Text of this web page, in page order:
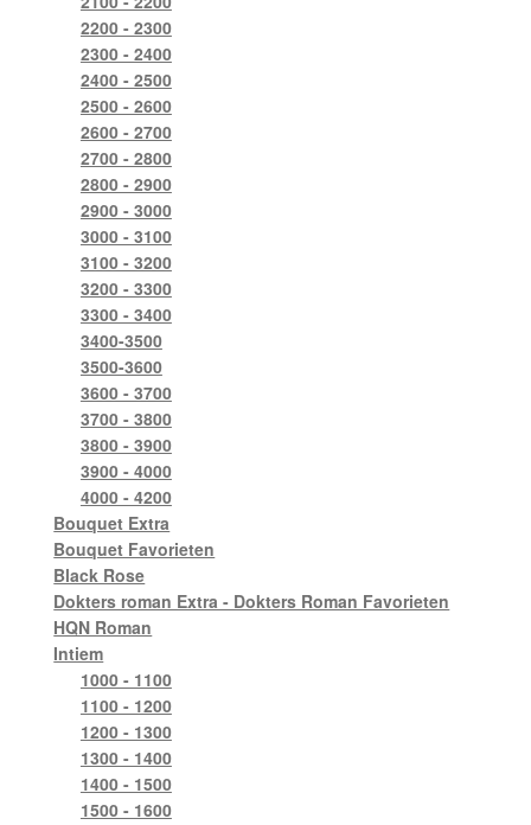
2200 - 2300
2300 - 2400
2400 - 2500
2500 - 2600
2600 - 2700
2700 - 2800
2800 - 2900
2900 - 3000
3000 - 3100
3100 - 3200
3200 - 3300
3300 - 3400
3400-3500
3500-3600
3600 - 3700
3700 - 3800
3800 - 3900
3900 - 4000
4000 - 4200
Bouquet Extra
Bouquet Favorieten
Black Rose
Dokters roman Extra - Dokters Roman Favorieten
HQN Roman
Intiem
1000 - 1100
1100 - 1200
1200 - 1300
1300 - 1400
1400 - 1500
1500 - 1600